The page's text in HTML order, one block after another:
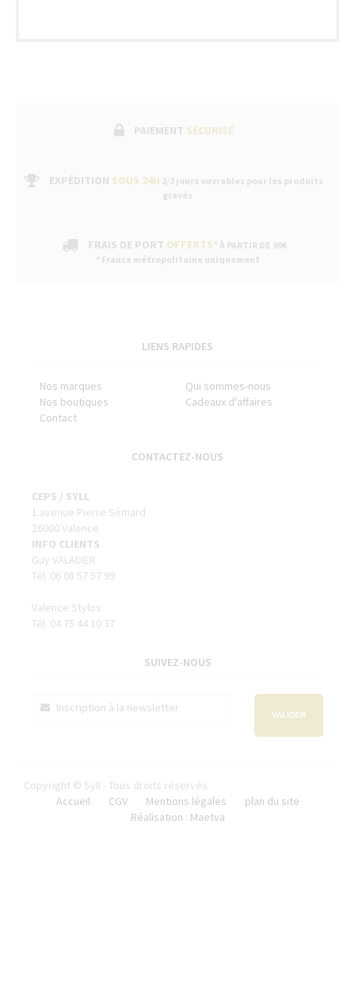
PAIEMENT SÉCURISÉ
EXPÉDITION SOUS 24H 2/3 jours ouvrables pour les produits
gravés
FRAIS DE PORT OFFERTS* À PARTIR DE 99€
* France métropolitaine uniquement
LIENS RAPIDES
Nos marques
Qui sommes-nous
Nos boutiques
Cadeaux d'affaires
Contact
CONTACTEZ-NOUS
CEPS / SYLL
1 avenue Pierre Sémard
26000 Valence
INFO CLIENTS
Guy VALADIER
Tél. 06 08 57 57 99
Valence Stylos
Tél. 04 75 44 10 37
SUIVEZ-NOUS
VALIDER
Copyright © Syll - Tous droits réservés
Accueil
CGV Mentions légales
plan du site
Réalisation : Maetva